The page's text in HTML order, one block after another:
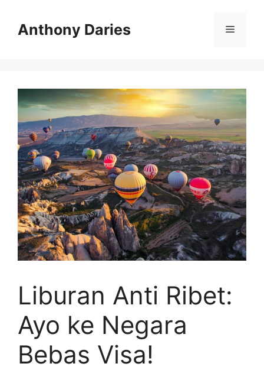
Anthony Daries Menu
Liburan Anti Ribet:
Ayo ke Negara
Bebas Visa!